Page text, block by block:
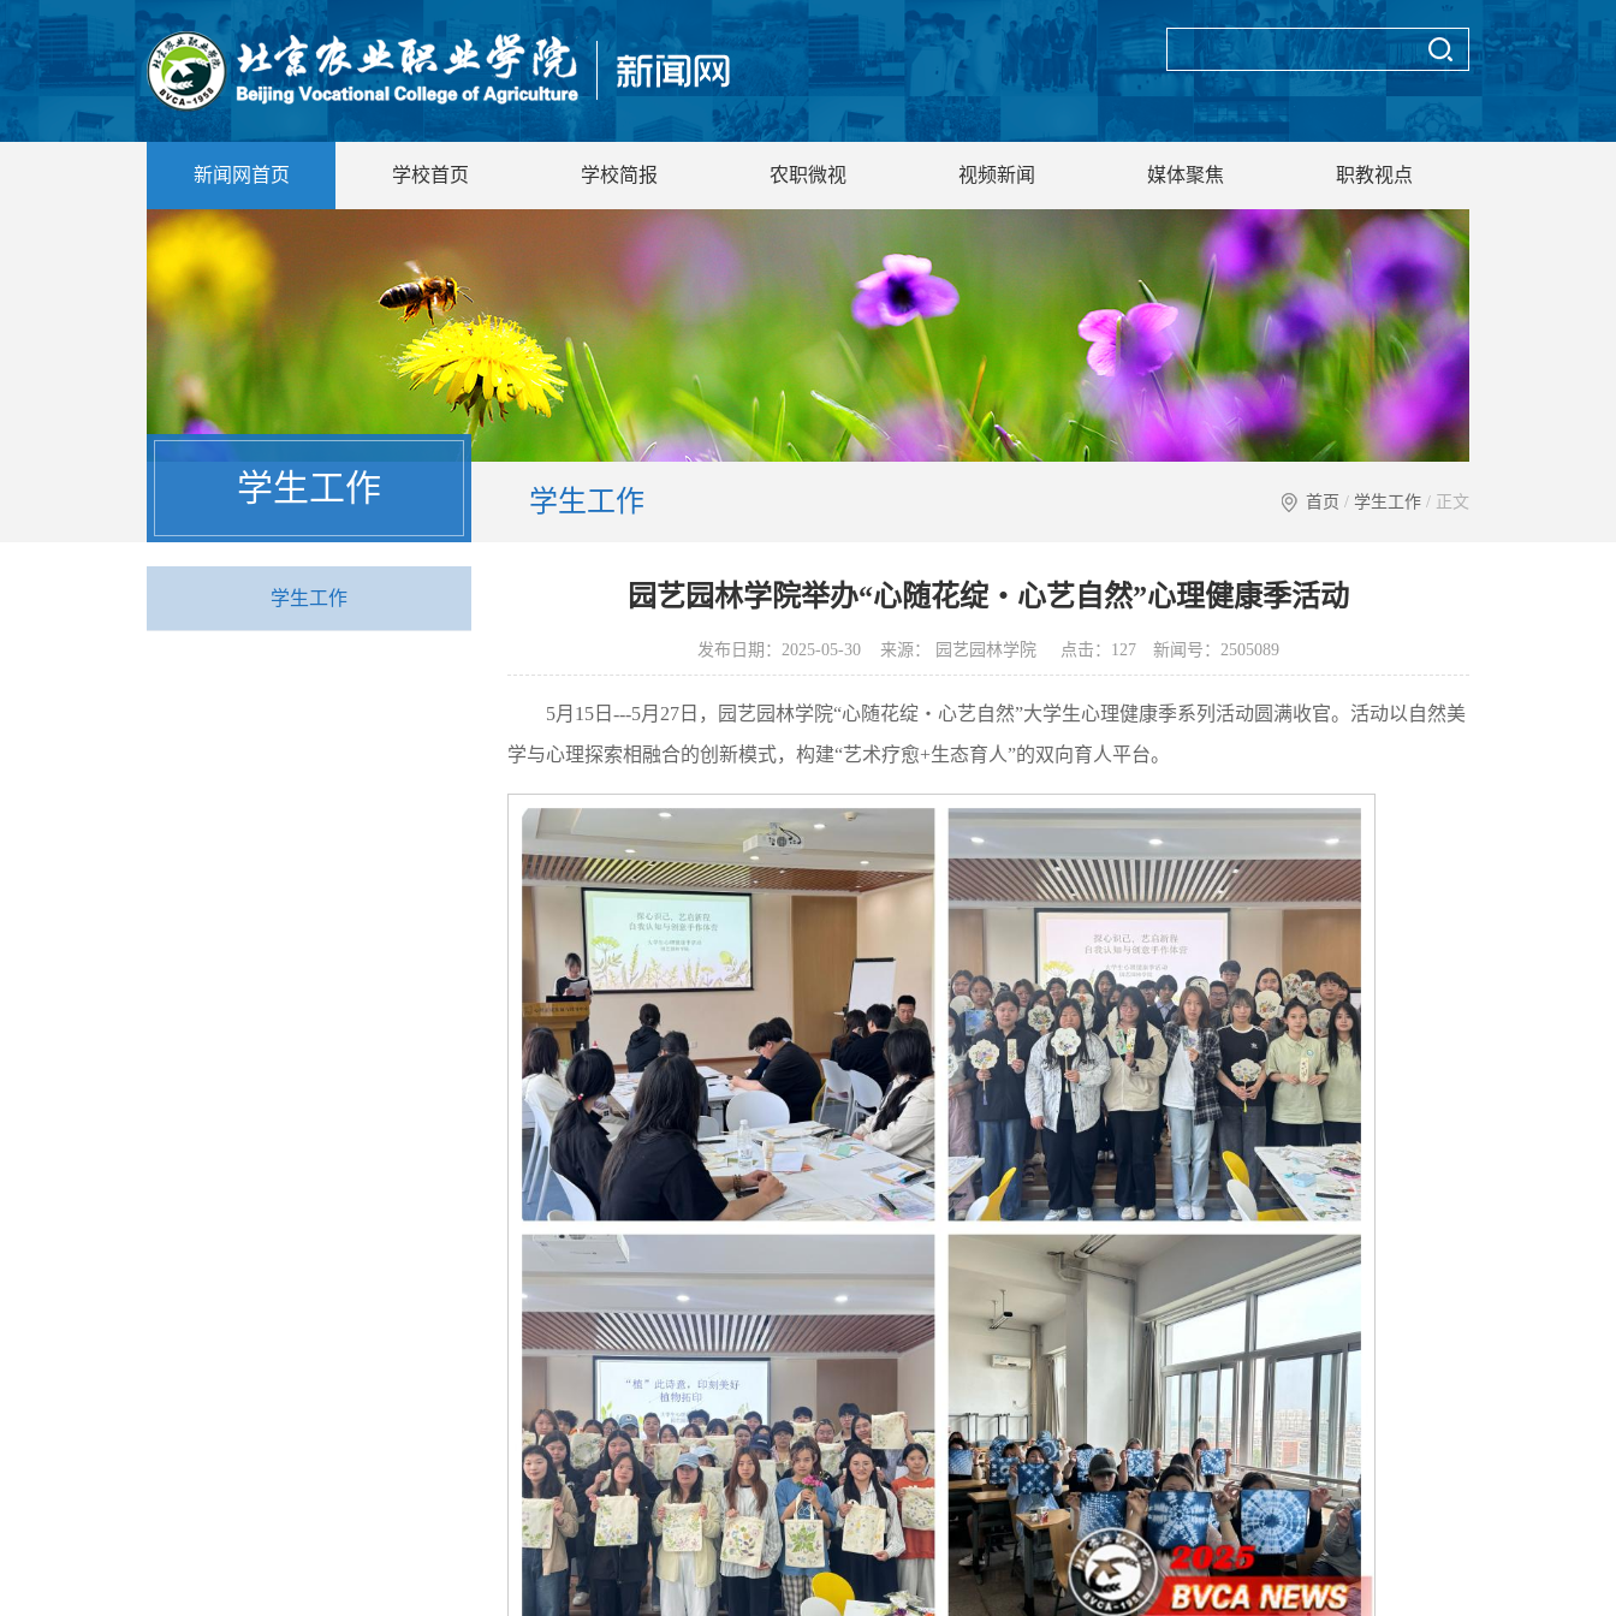
新闻网首页 学校首页 学校简报 农职微视 视频新闻 媒体聚焦 职教视点
学生工作 学生工作 首页 / 学生工作 / 正文
学生工作 园艺园林学院举办“心随花绽・心艺自然”心理健康季活动
发布日期：2025-05-30 来源： 园艺园林学院 点击： 127 新闻号：2505089
5月15日---5月27日，园艺园林学院“心随花绽・心艺自然”大学生心理健康季系列活动圆满收官。活动以自然美
学与心理探索相融合的创新模式，构建“艺术疗愈+生态育人”的双向育人平台。